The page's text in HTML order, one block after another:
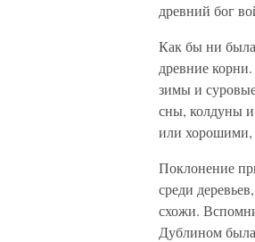
древний бог
Как бы ни была
древние
зимы и
сны, колдуны
или хорошими,
Поклонение
среди
схожи.
Дублином